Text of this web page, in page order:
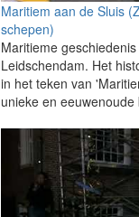
Maritiem aan de Sluis
schepen)
Maritieme
Leidschendam. Het
in het teken van
unieke en eeuwenoude